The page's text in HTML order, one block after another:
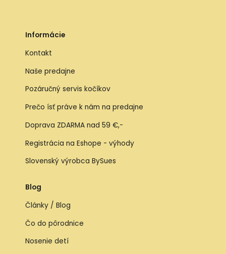
Informácie
Kontakt
Naše predajne
Pozáručný servis kočíkov
Prečo ísť práve k nám na predajne
Doprava ZDARMA nad 59 €,-
Registrácia na Eshope - výhody
Slovenský výrobca BySues
Blog
Články / Blog
Čo do pôrodnice
Nosenie detí